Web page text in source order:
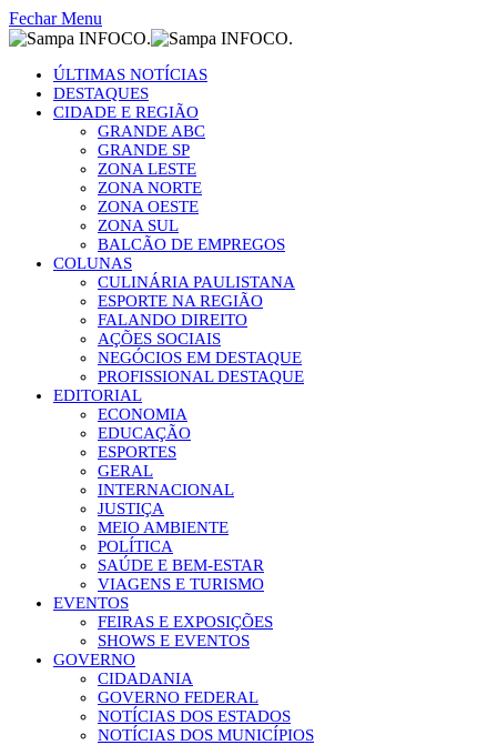
Fechar Menu
ÚLTIMAS NOTÍCIAS
DESTAQUES
CIDADE E REGIÃO
GRANDE ABC
GRANDE SP
ZONA LESTE
ZONA NORTE
ZONA OESTE
ZONA SUL
BALCÃO DE EMPREGOS
COLUNAS
CULINÁRIA PAULISTANA
ESPORTE NA REGIÃO
FALANDO DIREITO
AÇÕES SOCIAIS
NEGÓCIOS EM DESTAQUE
PROFISSIONAL DESTAQUE
EDITORIAL
ECONOMIA
EDUCAÇÃO
ESPORTES
GERAL
INTERNACIONAL
JUSTIÇA
MEIO AMBIENTE
POLÍTICA
SAÚDE E BEM-ESTAR
VIAGENS E TURISMO
EVENTOS
FEIRAS E EXPOSIÇÕES
SHOWS E EVENTOS
GOVERNO
CIDADANIA
GOVERNO FEDERAL
NOTÍCIAS DOS ESTADOS
NOTÍCIAS DOS MUNICÍPIOS